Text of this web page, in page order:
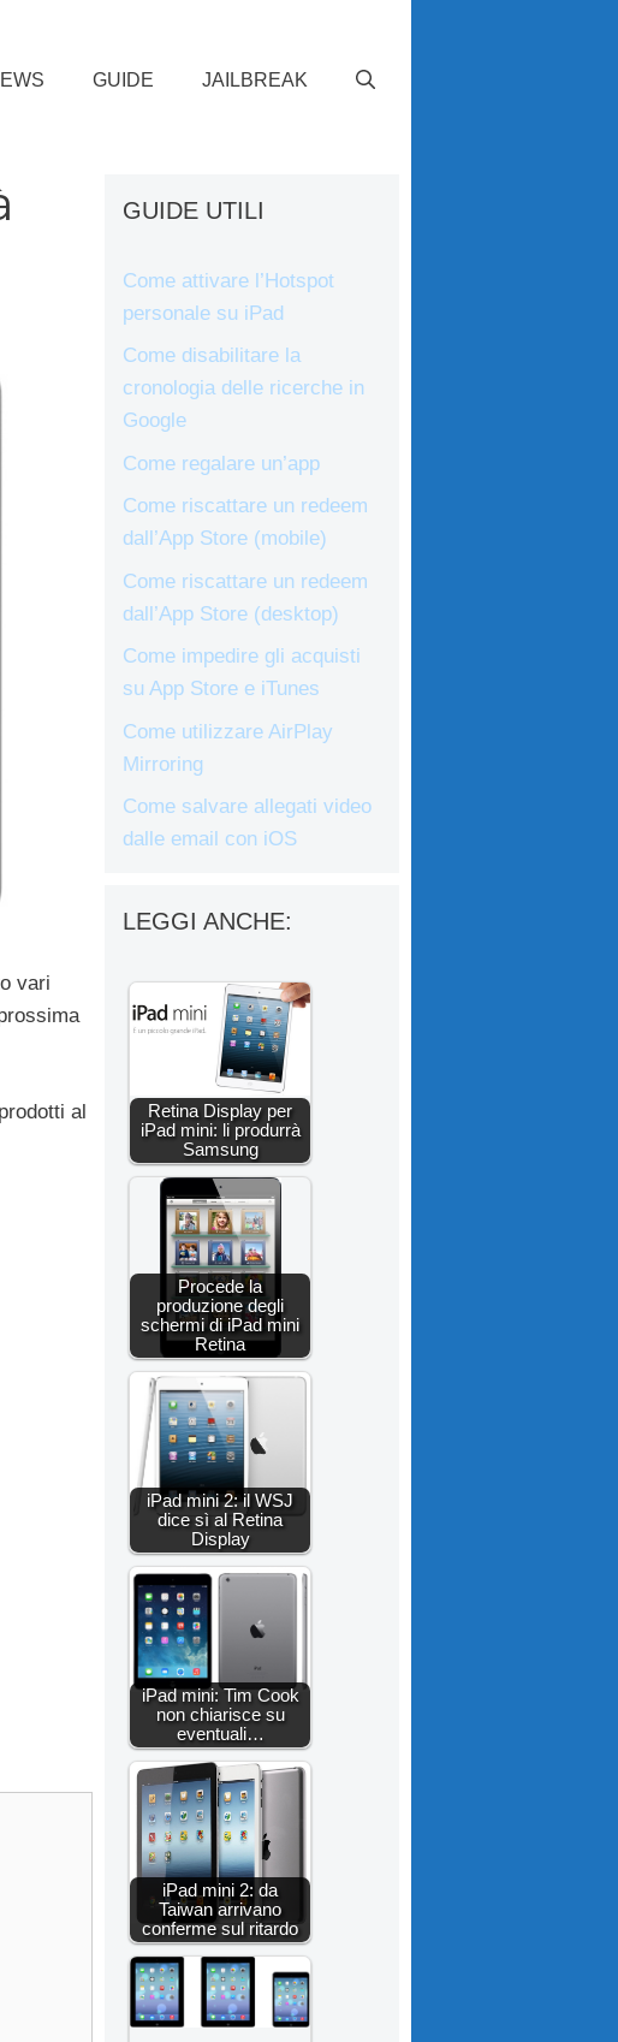
GUIDE JAILBREAK
vari
al
GUIDE UTILI
Come attivare l’Hotspot
personale su iPad
Come disabilitare la
cronologia delle ricerche in
Google
Come regalare un’app
Come riscattare un redeem
dall’App Store (mobile)
Come riscattare un redeem
dall’App Store (desktop)
Come impedire gli acquisti
su App Store e iTunes
Come utilizzare AirPlay
Mirroring
Come salvare allegati video
dalle email con iOS
LEGGI ANCHE:
Retina Display per
iPad mini: li produrrà
Samsung
Procede la
produzione degli
schermi di iPad mini
Retina
iPad mini 2: il WSJ
dice sì al Retina
Display
iPad mini: Tim Cook
non chiarisce su
eventuali…
iPad mini 2: da
Taiwan arrivano
conferme sul ritardo